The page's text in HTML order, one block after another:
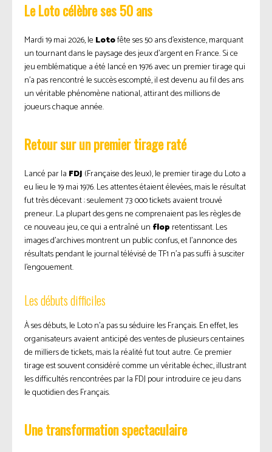
Le Loto célèbre ses 50 ans
Mardi 19 mai 2026, le Lotofête ses 50 ans d’existence, marquant
un tournant dans le paysage des jeux d’argent en France. Si ce
jeu emblématique a été lancé en 1976 avec un premier tirage qui
n’a pas rencontré le succès escompté, il est devenu au fil des ans
un véritable phénomène national, attirant des millions de
joueurs chaque année.
Retour sur un premier tirage raté
Lancé par la FDJ (Française des Jeux), le premier tirage du Loto a
eu lieu le 19 mai 1976. Les attentes étaient élevées, mais le résultat
fut très décevant : seulement 73 000 tickets avaient trouvé
preneur. La plupart des gens ne comprenaient pas les règles de
ce nouveau jeu, ce qui a entraîné un flop retentissant. Les
images d’archives montrent un public confus, et l’annonce des
résultats pendant le journal télévisé de TF1 n’a pas suffi à susciter
l’engouement.
Les débuts difficiles
À ses débuts, le Loto n’a pas su séduire les Français. En effet, les
organisateurs avaient anticipé des ventes de plusieurs centaines
de milliers de tickets, mais la réalité fut tout autre. Ce premier
tirage est souvent considéré comme un véritable échec, illustrant
les difficultés rencontrées par la FDJ pour introduire ce jeu dans
le quotidien des Français.
Une transformation spectaculaire